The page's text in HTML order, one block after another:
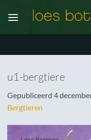
naar
u1-bergtiere
Gepubliceerd 4
Bergtieren